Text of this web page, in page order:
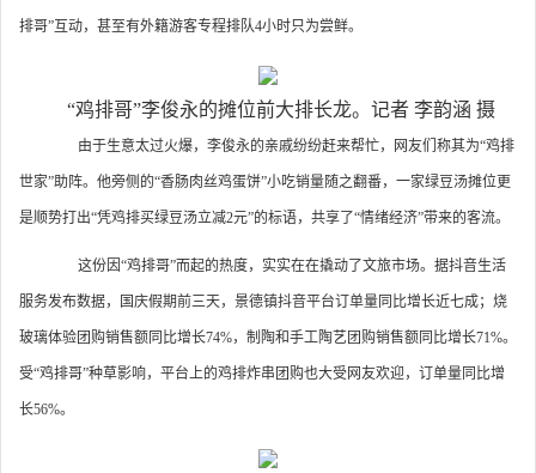
排哥”互动，甚至有外籍游客专程排队4小时只为尝鲜。
“鸡排哥”李俊永的摊位前大排长龙。记者 李韵涵 摄
由于生意太过火爆，李俊永的亲戚纷纷赶来帮忙，网友们称其为“鸡排
世家”助阵。他旁侧的“香肠肉丝鸡蛋饼”小吃销量随之翻番，一家绿豆汤摊位更
是顺势打出“凭鸡排买绿豆汤立减2元”的标语，共享了“情绪经济”带来的客流。
这份因“鸡排哥”而起的热度，实实在在撬动了文旅市场。据抖音生活
服务发布数据，国庆假期前三天，景德镇抖音平台订单量同比增长近七成；烧
玻璃体验团购销售额同比增长74%，制陶和手工陶艺团购销售额同比增长71%。
受“鸡排哥”种草影响，平台上的鸡排炸串团购也大受网友欢迎，订单量同比增
长56%。